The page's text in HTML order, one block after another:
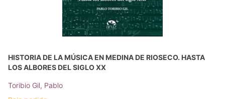
HISTORIA DE LA MÚSICA EN MEDINA DE RIOSECO. HASTA
LOS ALBORES DEL SIGLO XX
Toribio Gil, Pablo